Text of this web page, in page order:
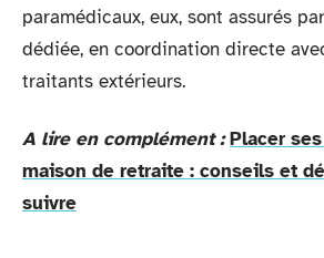
paramédicaux, eux, sont assurés
dédiée, en coordination directe
traitants extérieurs.
A lire en complément : Placer
maison de retraite : conseils et
suivre